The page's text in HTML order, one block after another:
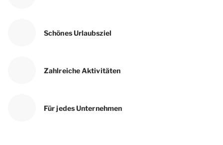
Schönes Urlaubsziel
Zahlreiche Aktivitäten
Für jedes Unternehmen